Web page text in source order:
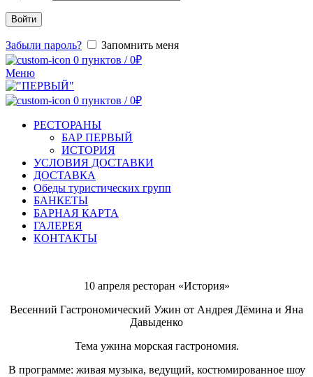
Войти
Забыли пароль?
Запомнить меня
0 пунктов / 0₽
Меню
0 пунктов / 0₽
РЕСТОРАНЫ
БАР ПЕРВЫЙ
ИСТОРИЯ
УСЛОВИЯ ДОСТАВКИ
ДОСТАВКА
Обеды туристических групп
БАНКЕТЫ
БАРНАЯ КАРТА
ГАЛЕРЕЯ
КОНТАКТЫ
10 апреля ресторан «История»
Весенний Гастрономический Ужин от Андрея Дёмина и Яна
Давыденко
Тема ужина морская гастрономия.
В программе: живая музыка, ведущий, костюмированное шоу